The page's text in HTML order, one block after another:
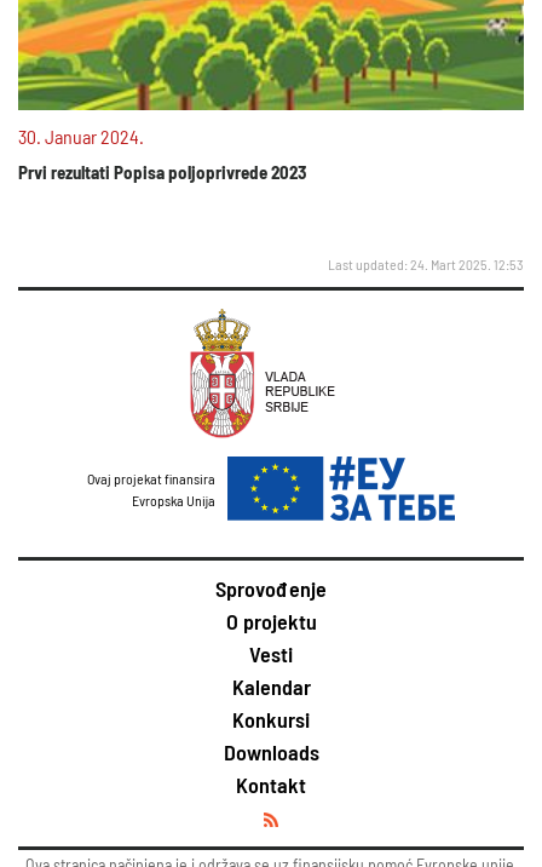
30. Januar 2024.
Prvi rezultati Popisa poljoprivrede 2023
Last updated: 24. Mart 2025. 12:53
Ovaj projekat finansira
Evropska Unija
Sprovođenje
O projektu
Vesti
Kalendar
Konkursi
Downloads
Kontakt